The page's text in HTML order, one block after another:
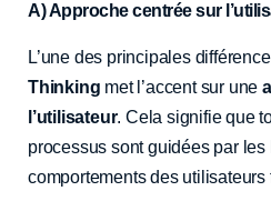
A) Approche centrée sur
L’une des principales
Thinking met l’accent sur une
l’utilisateur. Cela signifie que
processus sont guidées par
comportements des utilisateurs